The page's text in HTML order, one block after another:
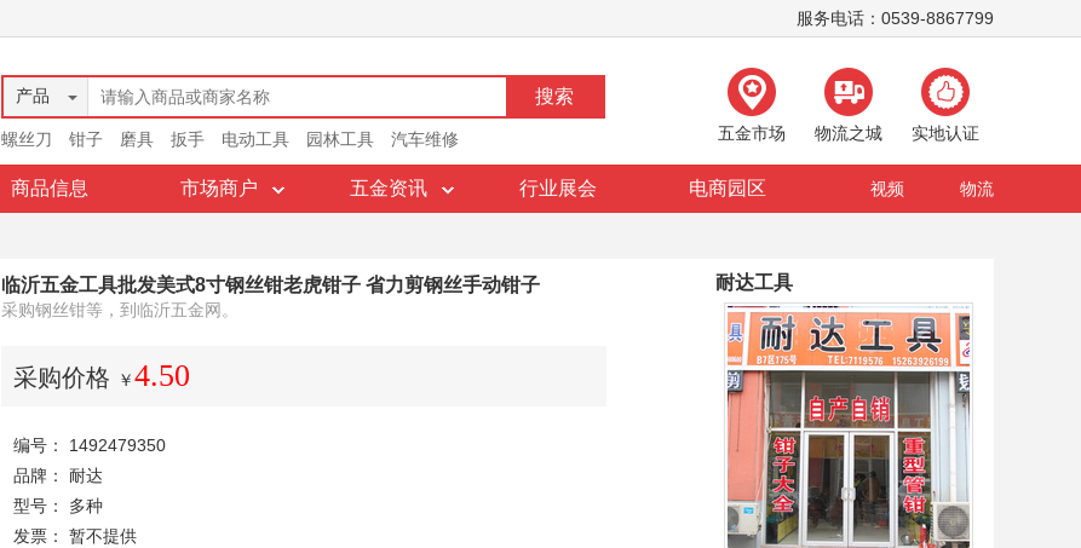
服务电话：0539-8867799
产品
螺丝刀 钳子 磨具 扳手 电动工具 园林工具 汽车维修 五金市场 物流之城 实地认证
商品信息 市场商户 五金资讯 行业展会 电商园区 视频 物流
耐达工具
临沂五金工具批发美式8寸钢丝钳老虎钳子 省力剪钢丝手动钳子
采购钢丝钳等，到临沂五金网。
采购价格 ￥4.50
编号： 1492479350
品牌： 耐达
型号： 多种
发票： 暂不提供